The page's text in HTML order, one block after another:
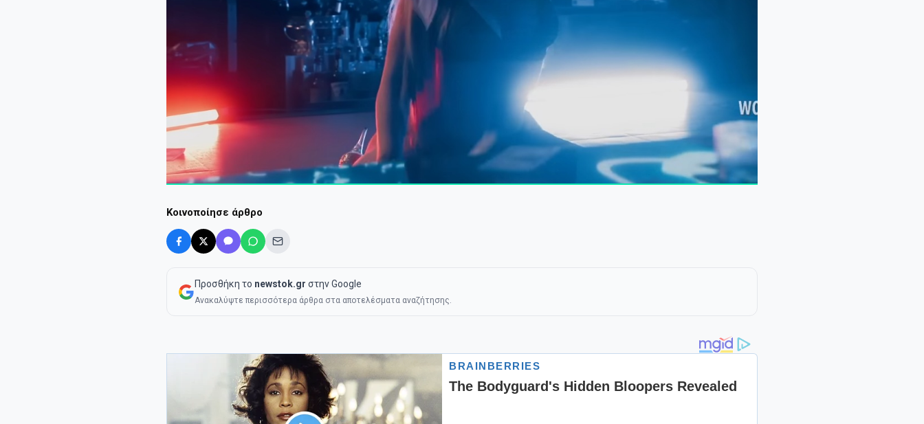
Κοινοποίησε άρθρο
Προσθήκη το newstok.gr στην Google
Ανακαλύψτε περισσότερα άρθρα στα αποτελέσματα αναζήτησης.